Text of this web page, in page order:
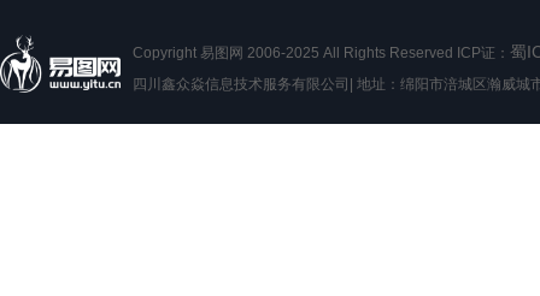
Copyright 易图网 2006-2025 All Rights Reserved ICP证： 蜀
四川鑫众焱信息技术服务有限公司| 地址：绵阳市涪城区瀚威城